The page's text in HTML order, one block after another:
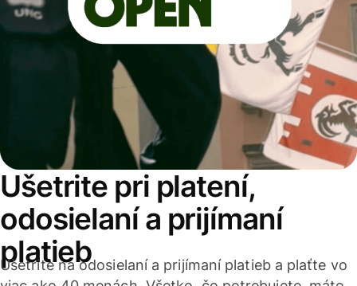
Ušetrite pri platení,
odosielaní a prijímaní
platieb
Ušetrite na odosielaní a prijímaní platieb a plaťte vo